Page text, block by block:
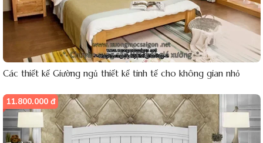
Các thiết kế Giường ngủ thiết kế tinh tế cho không gian nhỏ
11.800.000 đ